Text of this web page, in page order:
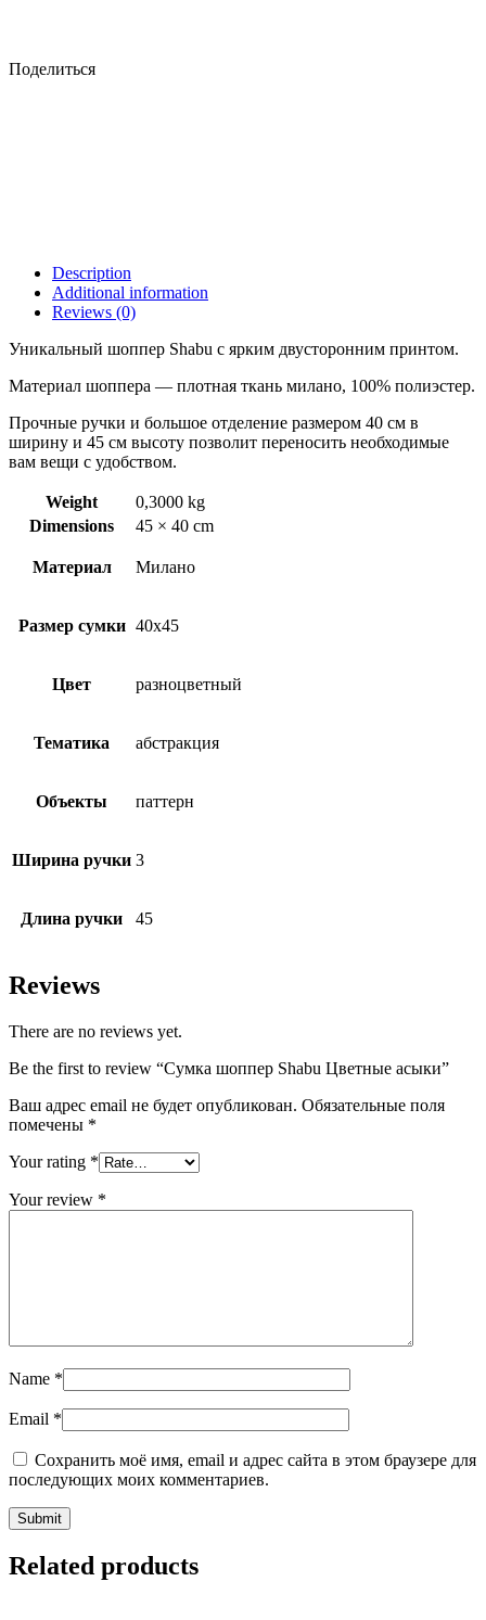
Поделиться
Description
Additional information
Reviews (0)
Уникальный шоппер Shabu с ярким двусторонним принтом.
Материал шоппера — плотная ткань милано, 100% полиэстер.
Прочные ручки и большое отделение размером 40 см в
ширину и 45 см высоту позволит переносить необходимые
вам вещи с удобством.
Weight
0,3000 kg
Dimensions
45 × 40 cm
Материал Милано
Размер сумки 40х45
Цвет разноцветный
Тематика абстракция
Объекты паттерн
Ширина ручки 3
Длина ручки 45
Reviews
There are no reviews yet.
Be the first to review “Сумка шоппер Shabu Цветные асыки”
Ваш адрес email не будет опубликован. Обязательные поля
помечены *
Your rating *
Your review *
Name *
Email *
Сохранить моё имя, email и адрес сайта в этом браузере для
последующих моих комментариев.
Related products